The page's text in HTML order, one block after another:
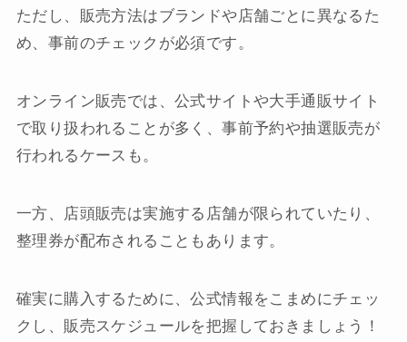
ただし、販売方法はブランドや店舗ごとに異なるた
め、事前のチェックが必須です。
オンライン販売では、公式サイトや大手通販サイト
で取り扱われることが多く、事前予約や抽選販売が
行われるケースも。
一方、店頭販売は実施する店舗が限られていたり、
整理券が配布されることもあります。
確実に購入するために、公式情報をこまめにチェッ
クし、販売スケジュールを把握しておきましょう！